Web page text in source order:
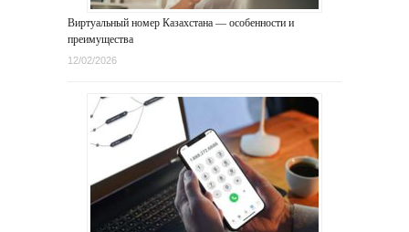
Виртуальный номер Казахстана — особенности и
преимущества
12/02/2026